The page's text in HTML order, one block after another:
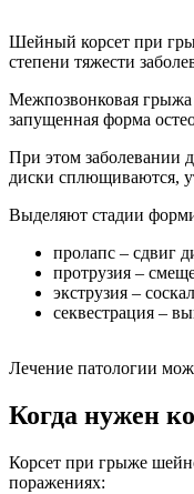
Шейный корсет при
степени тяжести
Межпозвонковая грыжа
запущенная форма
При этом заболевании
диски сплющиваются,
Выделяют стадии
пролапс – сдвиг
протрузия –
экструзия –
секвестрация –
Лечение патологии
Когда нужен
Корсет при грыже
поражениях: